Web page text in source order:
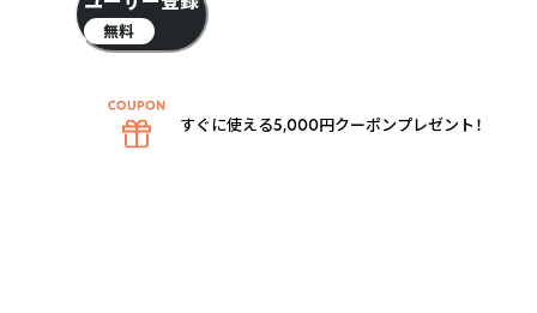
無料
すぐに使える5,000円クーポンプレゼント！